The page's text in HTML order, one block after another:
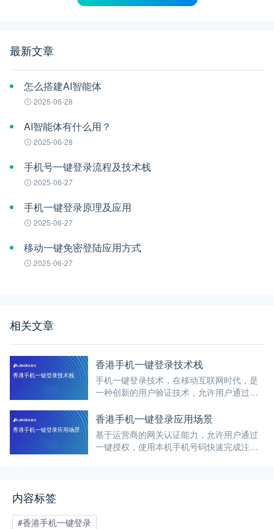
最新文章
怎么搭建AI智能体
2025-06-28
AI智能体有什么用？
2025-06-28
手机号一键登录流程及技术栈
2025-06-27
手机一键登录原理及应用
2025-06-27
移动一键免密登陆应用方式
2025-06-27
相关文章
香港手机一键登录技术栈
手机一键登录技术，在移动互联网时代，是
一种创新的用户验证技术，允许用户通过单
用的注册或登录过程。
香港手机一键登录应用场景
基于运营商的网关认证能力，允许用户通过
一键授权，使用本机手机号码快速完成注册
内容标签
#香港手机一键登录